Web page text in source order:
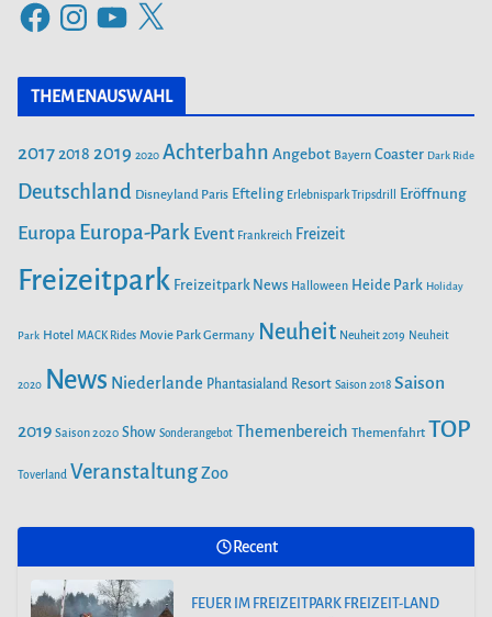
g
e
n
F
o
o
t
g
r
m
Y
T
b
e
X
THEMENAUSWAHL
2017 2018 2019 2020 Achterbahn Angebot Bayern Coaster Dark Ride
Deutschland Disneyland Paris Efteling Erlebnispark Tripsdrill Eröffnung
Europa Europa-Park Event Frankreich Freizeit
Freizeitpark Freizeitpark News Halloween Heide Park Holiday
Park Hotel MACK Rides Movie Park Germany Neuheit Neuheit 2019 Neuheit
2020 News Niederlande Phantasialand Resort Saison 2018 Saison
2019 Saison 2020 Show Sonderangebot Themenbereich Themenfahrt TOP
Toverland VeranstaltungZoo
Recent
FEUER IM FREIZEITPARK FREIZEIT-LAND